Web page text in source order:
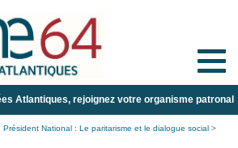
Toggle
Atlantiques, rejoignez votre organisme patronal
Président National : Le paritarisme et le dialogue social >